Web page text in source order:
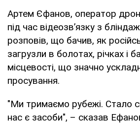
Артем Єфанов, оператор
під час відеозв’язку з
розповів, що бачив, як
загрузли в болотах, річках і
місцевості, що значно
просування.
"Ми тримаємо рубежі. Стало
нас є засоби", – сказав